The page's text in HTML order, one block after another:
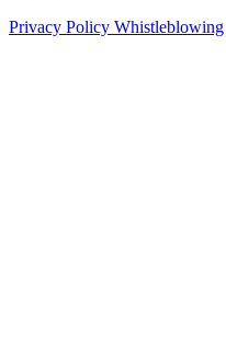
Privacy Policy Whistleblowing